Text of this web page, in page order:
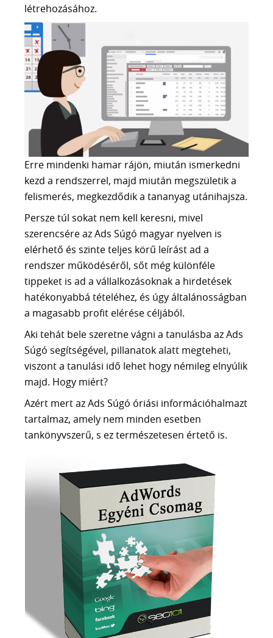
SEO szótár
BLOG
A CSAPAT
KAPCSOLAT
30 PERCES INGYENES TANÁCSADÁS
létrehozásához.
Erre mindenki hamar rájön, miután ismerkedni
kezd a rendszerrel, majd miután megszületik a
felismerés, megkezdődik a tananyag utánihajsza.
Persze túl sokat nem kell keresni, mivel
szerencsére az Ads Súgó magyar nyelven is
elérhető és szinte teljes körű leírást ad a
rendszer működéséről, sőt még különféle
tippeket is ad a vállalkozásoknak a hirdetések
hatékonyabbá tételéhez, és úgy általánosságban
a magasabb profit elérése céljából.
Aki tehát bele szeretne vágni a tanulásba az Ads
Súgó segítségével, pillanatok alatt megteheti,
viszont a tanulási idő lehet hogy némileg elnyúlik
majd. Hogy miért?
Azért mert az Ads Súgó óriási információhalmazt
tartalmaz, amely nem minden esetben
tankönyvszerű, s ez természetesen értető is.